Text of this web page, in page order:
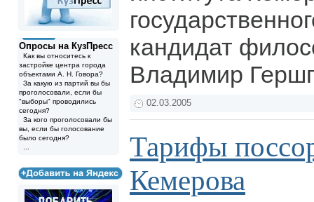
Опросы на КузПресс
Как вы относитесь к
застройке центра города
объектами А. Н. Говора?
За какую из партий вы бы
проголосовали, если бы
"выборы" проводились
сегодня?
За кого проголосовали бы
вы, если бы голосование
было сегодня?
кандидат
Владимир
02.03.2005
Тарифы
Кемерова